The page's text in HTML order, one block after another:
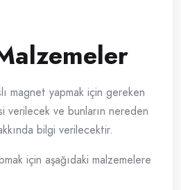
magnet yapmak için gereken
verilecek ve bunların nereden
bilgi verilecektir.
için aşağıdaki malzemelere